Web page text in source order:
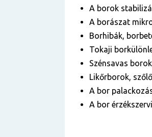
A borok
A borászat
Borhibák,
Tokaji
Szénsavas borok
Likőrborok,
A bor
A bor